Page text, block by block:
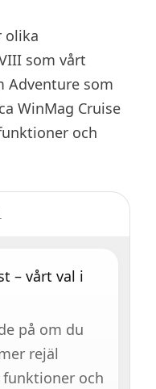
olika
som vårt
Adventure som
WinMag Cruise
och
– vårt val i
på om du
rejäl
och